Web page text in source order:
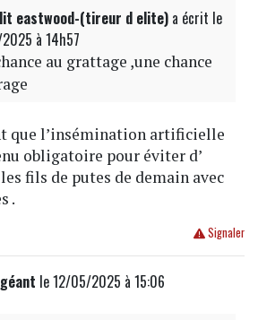
eastwood-(tireur d elite)a écrit le
à 14h57
au grattage ,une chance
que l’insémination artificielle
obligatoire pour éviter d’
fils de putes de demain avec
.
Signaler
le 12/05/2025 à 15:06